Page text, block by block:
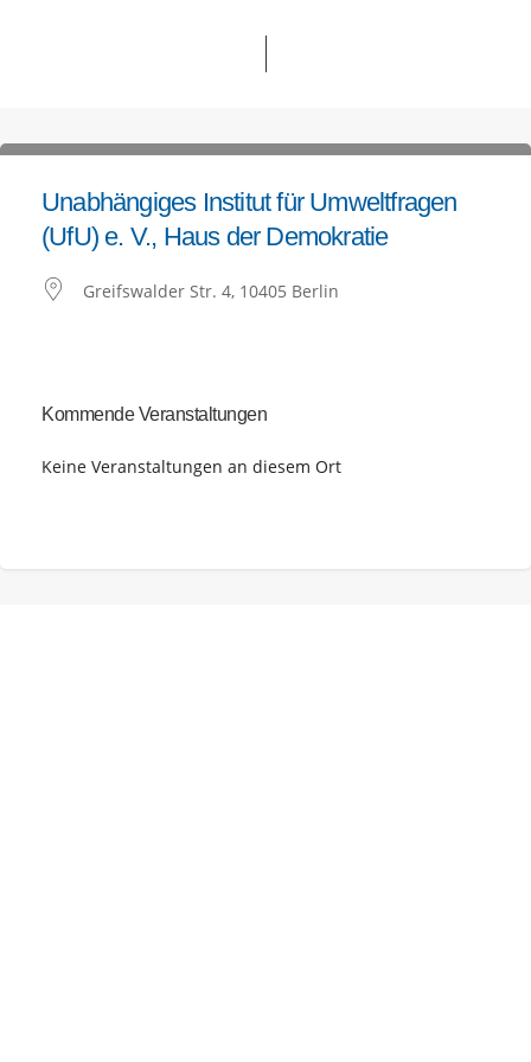
Unabhängiges Institut für Umweltfragen
(UfU) e. V., Haus der Demokratie
Greifswalder Str. 4, 10405 Berlin
Kommende Veranstaltungen
Keine Veranstaltungen an diesem Ort